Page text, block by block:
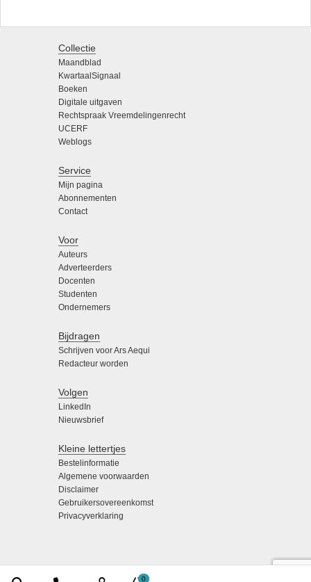
0
Collectie
Maandblad
KwartaalSignaal
Boeken
Digitale uitgaven
Rechtspraak Vreemdelingenrecht
UCERF
Weblogs
Service
Mijn pagina
Abonnementen
Contact
Voor
Auteurs
Adverteerders
Docenten
Studenten
Ondernemers
Bijdragen
Schrijven voor Ars Aequi
Redacteur worden
Volgen
LinkedIn
Nieuwsbrief
Kleine lettertjes
Bestelinformatie
Algemene voorwaarden
Disclaimer
Gebruikersovereenkomst
Privacyverklaring